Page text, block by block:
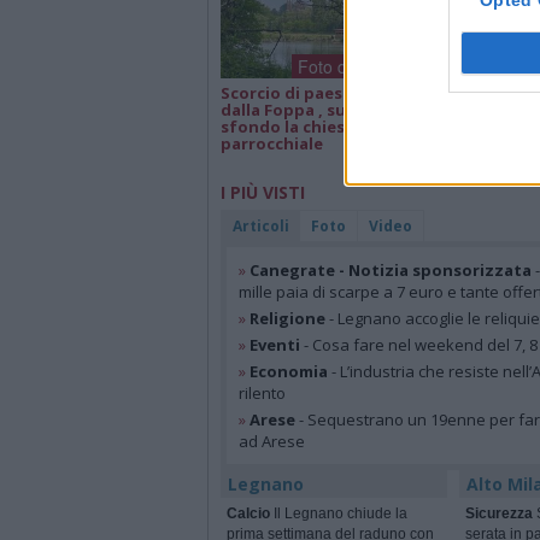
Foto dei lettori
Scorcio di paesaggio
dalla Foppa , sullo
sfondo la chiesa
parrocchiale
Isa e Lele 50
I PIÙ VISTI
Articoli Foto Video
» Canegrate - Notizia sponsorizzata
mille paia di scarpe a 7 euro e tante
» Religione- Legnano accoglie le
» Eventi - Cosa fare nel weekend del 7,
» Economia - L’industria che resiste
rilento
» Arese- Sequestrano un 19enne per
ad Arese
Legnano
Calcio Il Legnano chiude la
prima settimana del raduno con
Alto
Sicurezza
serata in